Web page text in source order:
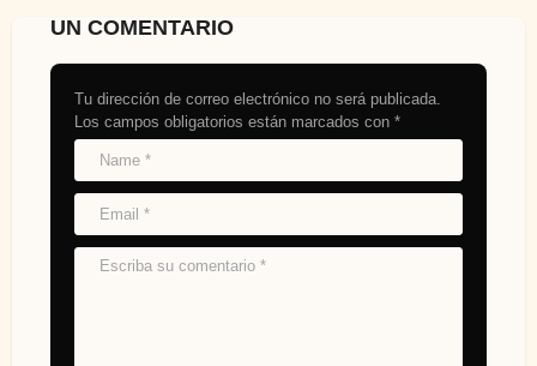
UN COMENTARIO
Tu dirección de correo electrónico no será publicada.
Los campos obligatorios están marcados con *